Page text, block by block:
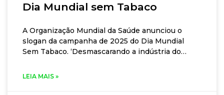
Dia Mundial sem Tabaco
A Organização Mundial da Saúde anunciou o
slogan da campanha de 2025 do Dia Mundial
Sem Tabaco. ‘Desmascarando a indústria do
deixar os produtos de tabaco e
LEIA MAIS »